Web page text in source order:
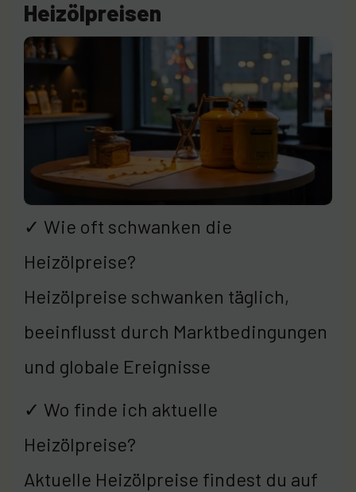
Heizölpreisen
✓ Wie oft schwanken die
Heizölpreise?
Heizölpreise schwanken täglich,
beeinflusst durch Marktbedingungen
und globale Ereignisse
✓ Wo finde ich aktuelle
Heizölpreise?
Aktuelle Heizölpreise findest du auf